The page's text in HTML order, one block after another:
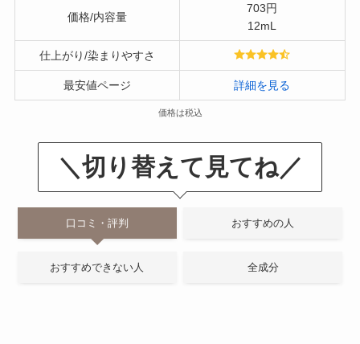
価格/内容量
703円
12mL
仕上がり/染まりやすさ
最安値ページ 詳細を見る
価格は税込
＼切り替えて見てね／
口コミ・評判 おすすめの人
おすすめできない人 全成分